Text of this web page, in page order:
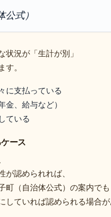
式）
状況が「生計が別」
。
に支払っている
金、給与など）
ている
ース
が認められれば、
町（自治体公式）の案内でも
していれば認められる場合